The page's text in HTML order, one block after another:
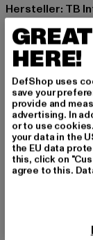
Hersteller: TB
Dr.-Robert-
DE
LIEFERUNG
HERE!
DefShop uses
save your
provide and
advertising. In
or to use
your data in the
the EU data
this, click on
agree to this.